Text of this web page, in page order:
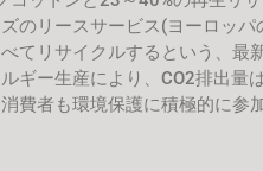
のリースサービス(ヨーロッ
てリサイクルするという、
ギー生産により、CO2排出量
費者も環境保護に積極的に